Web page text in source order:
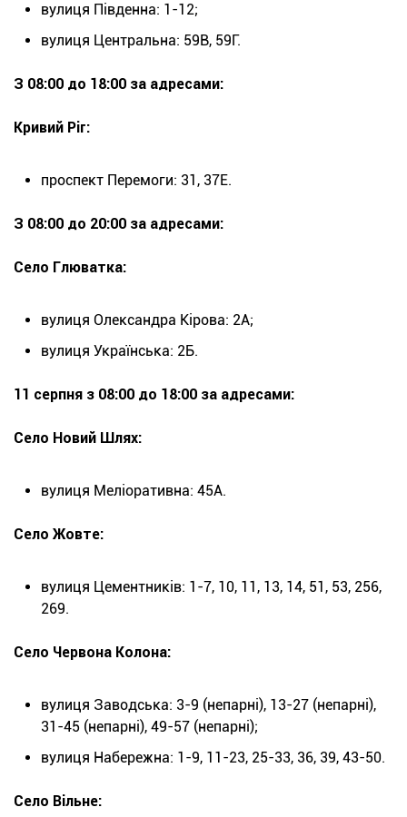
вулиця Південна: 1-12;
вулиця Центральна: 59В, 59Г.
З 08:00 до 18:00 за адресами:
Кривий Ріг:
проспект Перемоги: 31, 37Е.
З 08:00 до 20:00 за адресами:
Село Глюватка:
вулиця Олександра Кірова: 2А;
вулиця Українська: 2Б.
11 серпня з 08:00 до 18:00 за адресами:
Село Новий Шлях:
вулиця Меліоративна: 45А.
Село Жовте:
вулиця Цементників: 1-7, 10, 11, 13, 14, 51, 53, 256,
269.
Село Червона Колона:
вулиця Заводська: 3-9 (непарні), 13-27 (непарні),
31-45 (непарні), 49-57 (непарні);
вулиця Набережна: 1-9, 11-23, 25-33, 36, 39, 43-50.
Село Вільне: